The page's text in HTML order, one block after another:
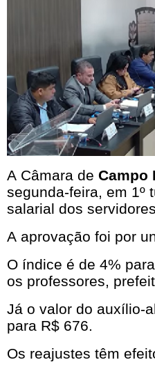
A Câmara de Campo
segunda-feira, em 1º
salarial dos
A aprovação foi por
O índice é de 4%
os professores,
Já o valor do auxílio-
para R$ 676.
Os reajustes têm